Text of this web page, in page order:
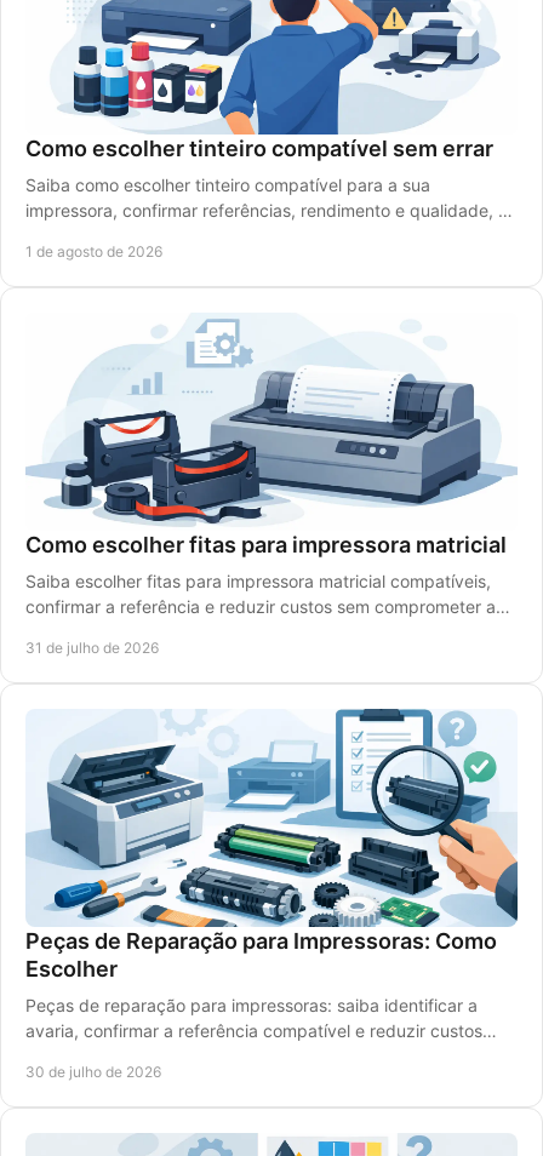
Como escolher tinteiro compatível sem errar
Saiba como escolher tinteiro compatível para a sua
impressora, confirmar referências, rendimento e qualidade, e
1 de agosto de 2026
Como escolher fitas para impressora matricial
Saiba escolher fitas para impressora matricial compatíveis,
confirmar a referência e reduzir custos sem comprometer a
31 de julho de 2026
Peças de Reparação para Impressoras: Como
Escolher
Peças de reparação para impressoras: saiba identificar a
avaria, confirmar a referência compatível e reduzir custos
30 de julho de 2026